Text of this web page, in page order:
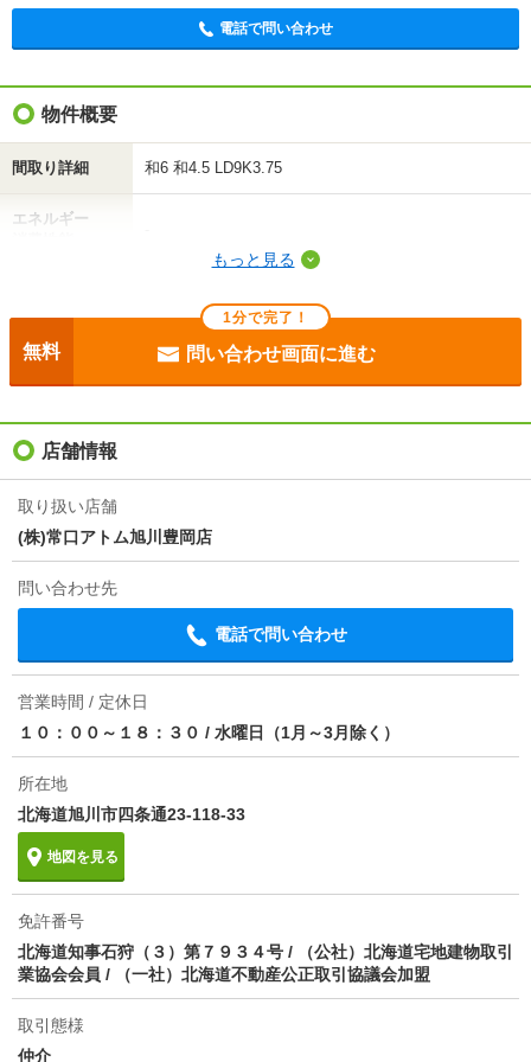
不動産会社に相談したい
電話で問い合わせ
物件概要
間取り詳細 和6 和4.5 LD9K3.75
エネルギー
目安光熱費
入居
損保 1.5万円2年
情報更新日
2026/08/15
物件備考 JR宗谷本線 北永山駅徒歩45分
もっと見る
1分で完了！
無料 問い合わせ画面に進む
店舗情報
取り扱い店舗
(株)常口アトム旭川豊岡店
問い合わせ先
電話で問い合わせ
営業時間 / 定休日
１０：００～１８：３０ / 水曜日（1月～3月除く）
所在地
北海道旭川市四条通23-118-33
地図を見る
免許番号
北海道知事石狩（３）第７９３４号 / （公社）北海道宅地建物取引
業協会会員 / （一社）北海道不動産公正取引協議会加盟
取引態様
仲介